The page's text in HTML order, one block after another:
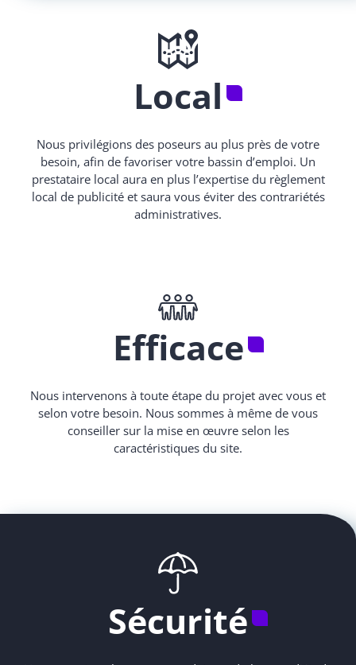
Local
Nous privilégions des poseurs au plus près de votre
besoin, afin de favoriser votre bassin d’emploi. Un
prestataire local aura en plus l’expertise du règlement
local de publicité et saura vous éviter des contrariétés
administratives.
Efficace
Nous intervenons à toute étape du projet avec vous et
selon votre besoin. Nous sommes à même de vous
conseiller sur la mise en œuvre selon les
caractéristiques du site.
Sécurité